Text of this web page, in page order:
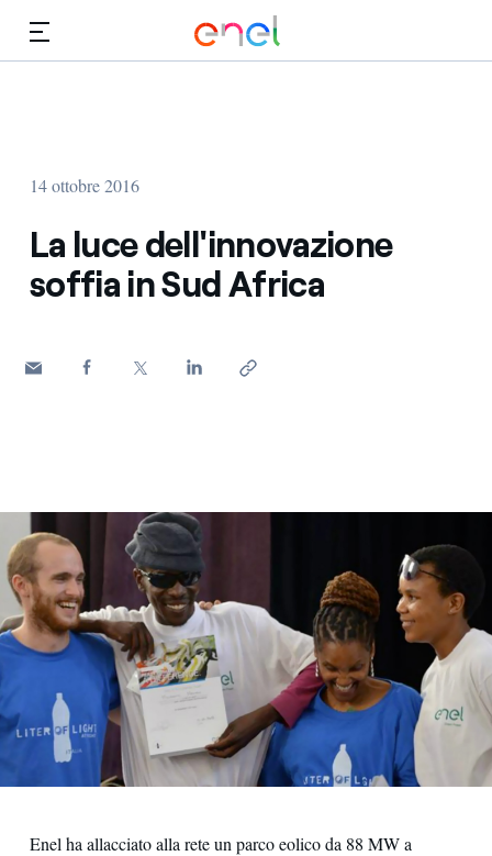
14 ottobre 2016
La luce dell'innovazione
soffia in Sud Africa
Enel ha allacciato alla rete un parco eolico da 88 MW a